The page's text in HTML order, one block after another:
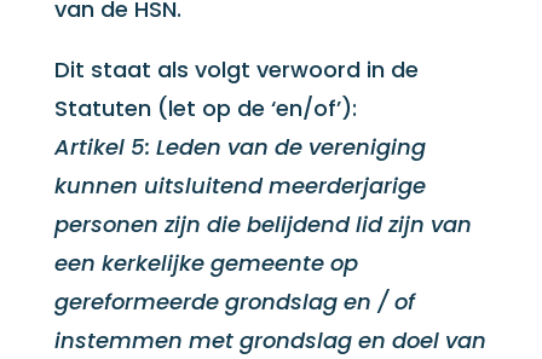
van de HSN.
Dit staat als volgt verwoord in de
Statuten (let op de ‘en/of’):
Artikel 5: Leden van de vereniging
kunnen uitsluitend meerderjarige
personen zijn die belijdend lid zijn van
een kerkelijke gemeente op
gereformeerde grondslag en / of
instemmen met grondslag en doel van